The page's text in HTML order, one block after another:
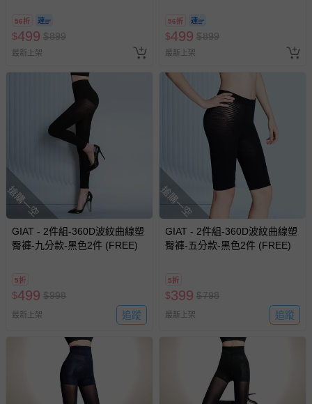
56折
$499 $899
最新上架
56折
$499 $899
最新上架
搶購一空
GIAT - 2件組-360D波紋曲線塑
臀褲-九分款-黑色2件 (FREE)
5折
$499 $998
最新上架 追蹤
搶購一空
GIAT - 2件組-360D波紋曲線塑
臀褲-五分款-黑色2件 (FREE)
5折
$399 $798
最新上架 追蹤